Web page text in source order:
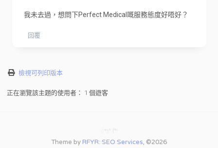
我未去過，想問下Perfect Medical嘅服務態度好唔好？
回覆
檢視可列印版本
正在瀏覽該主題的使用者： 1 個遊客
Theme by RFYR: SEO Services, ©2026